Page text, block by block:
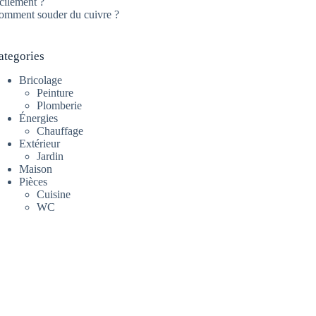
souder du cuivre ?
Bricolage
Peinture
Plomberie
Énergies
Chauffage
Extérieur
Jardin
Maison
Pièces
Cuisine
WC